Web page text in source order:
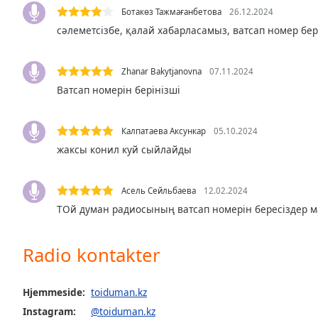
Color
Opacity
Background
Color
Area
Background
Ботакөз Тажмағанбетова 26.12.2024
сәлеметсізбе, қалай хабарласамыз, ватсап номер
Zhanar Bakytjanovna 07.11.2024
Ватсап номерін берінізші
Калпатаева Аксункар 05.10.2024
жаксы конил куй сыйлайды
Асель Сейльбаева 12.02.2024
ТОй думан радиосының ватсап номерін бересіздер
Radio kontakter
Hjemmeside: toiduman.kz
Instagram:
@toiduman.kz